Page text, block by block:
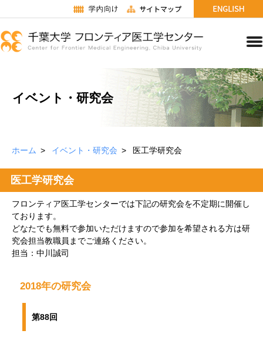
イベント・研究会
ホーム イベント・研究会 医工学研究会
医工学研究会
フロンティア医工学センターでは下記の研究会を不定期に開催し
ております。
どなたでも無料で参加いただけますので参加を希望される方は研
究会担当教職員までご連絡ください。
担当：中川誠司
2018年の研究会
第88回